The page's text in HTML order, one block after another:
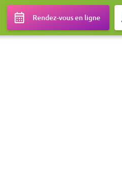
Rendez-vous en ligne